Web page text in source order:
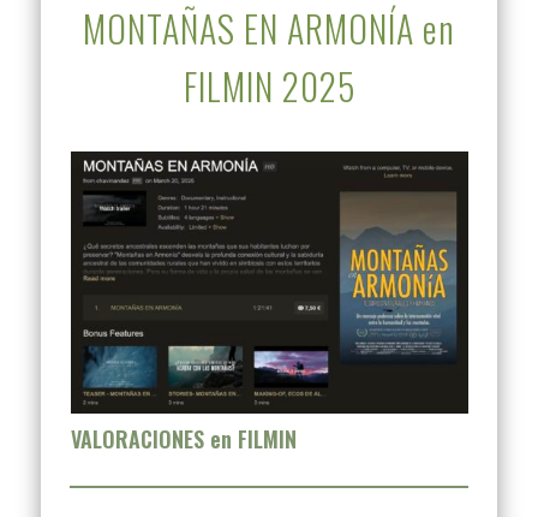
MONTAÑAS EN ARMONÍA en
FILMIN 2025
VALORACIONES en FILMIN